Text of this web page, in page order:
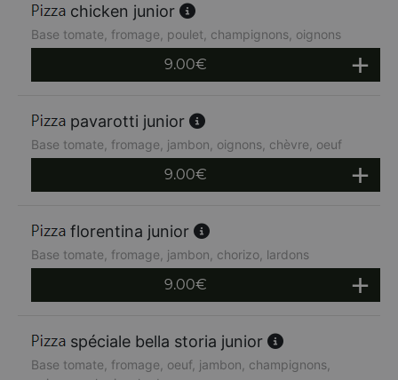
chicken junior
Base tomate, fromage, poulet, champignons, oignons
9.00€
pavarotti junior
Base tomate, fromage, jambon, oignons, chèvre, oeuf
9.00€
florentina junior
Base tomate, fromage, jambon, chorizo, lardons
9.00€
spéciale bella storia junior
Base tomate, fromage, oeuf, jambon, champignons,